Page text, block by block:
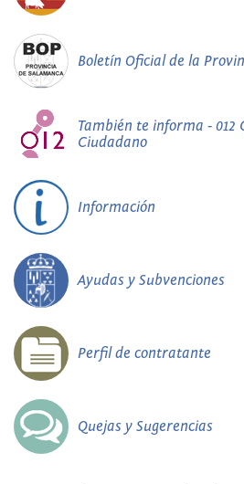
Boletín Oficial de la
También te informa - 012
Ciudadano
Información
Ayudas y Subvenciones
Perfil de contratante
Quejas y Sugerencias